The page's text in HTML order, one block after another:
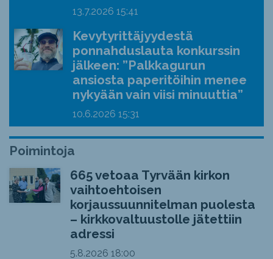
13.7.2026 15:41
Kevytyrittäjyydestä
ponnahduslauta konkurssin
jälkeen: ”Palkkagurun
ansiosta paperitöihin menee
nykyään vain viisi minuuttia”
10.6.2026 15:31
Poimintoja
665 vetoaa Tyrvään kirkon
vaihtoehtoisen
korjaussuunnitelman puolesta
– kirkkovaltuustolle jätettiin
adressi
5.8.2026 18:00